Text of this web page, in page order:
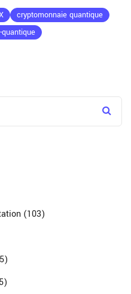
cryptomonnaie quantique
(103)